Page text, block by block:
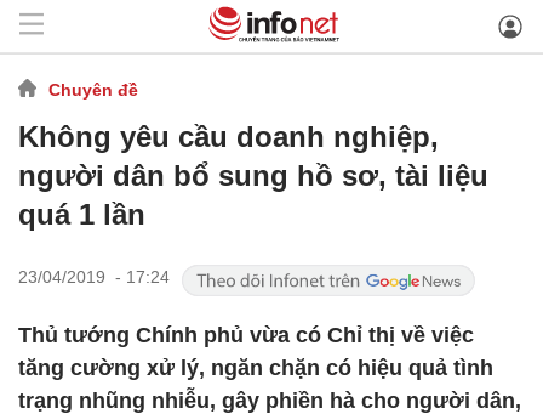
Chuyên đề
Không yêu cầu doanh nghiệp,
người dân bổ sung hồ sơ, tài liệu
quá 1 lần
23/04/2019 - 17:24
Thủ tướng Chính phủ vừa có Chỉ thị về việc
tăng cường xử lý, ngăn chặn có hiệu quả tình
trạng nhũng nhiễu, gây phiền hà cho người dân,